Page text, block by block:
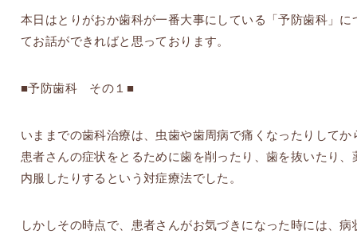
本日はとりがおか歯科が一番大事にしている「予防歯科」に
てお話ができればと思っております。
■予防歯科 その１■
いままでの歯科治療は、虫歯や歯周病で痛くなったりしてか
患者さんの症状をとるために歯を削ったり、歯を抜いたり、
内服したりするという対症療法でした。
しかしその時点で、患者さんがお気づきになった時には、病